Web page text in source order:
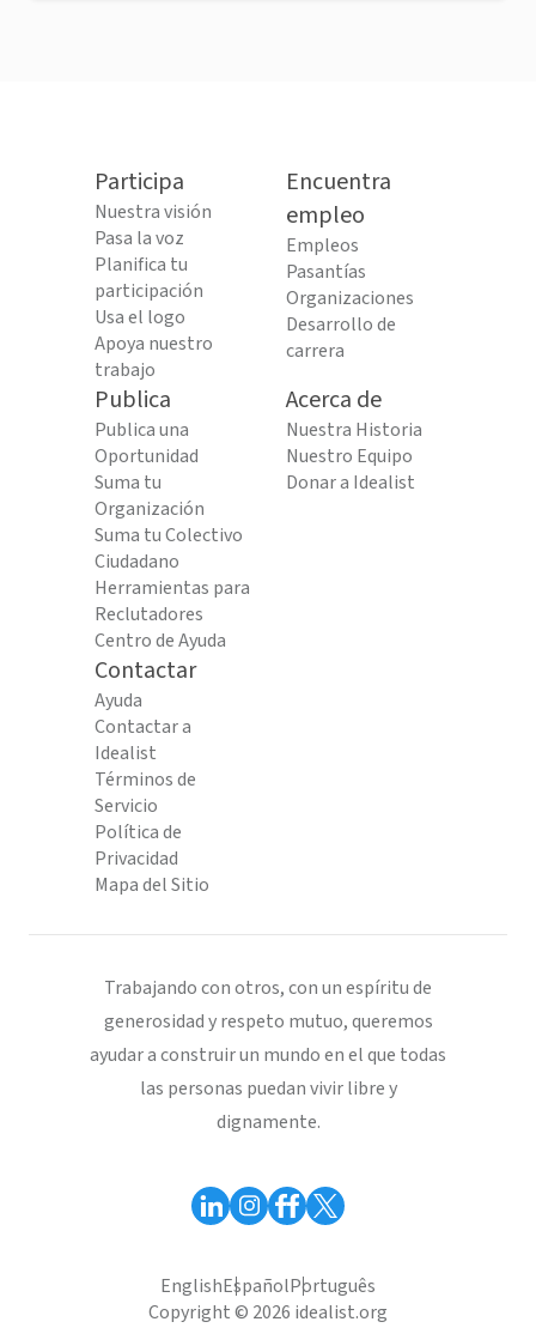
Participa
Nuestra visión
Pasa la voz
Planifica tu
participación
Usa el logo
Apoya nuestro
trabajo
Encuentra
empleo
Empleos
Pasantías
Organizaciones
Desarrollo de
carrera
Publica
Publica una
Oportunidad
Suma tu
Organización
Suma tu Colectivo
Ciudadano
Herramientas para
Reclutadores
Centro de Ayuda
Acerca de
Nuestra Historia
Nuestro Equipo
Donar a Idealist
Contactar
Ayuda
Contactar a
Idealist
Términos de
Servicio
Política de
Privacidad
Mapa del Sitio
Trabajando con otros, con un espíritu de
generosidad y respeto mutuo, queremos
ayudar a construir un mundo en el que todas
las personas puedan vivir libre y
dignamente.
EnglishEspañolPortuguês
Copyright © 2026 idealist.org